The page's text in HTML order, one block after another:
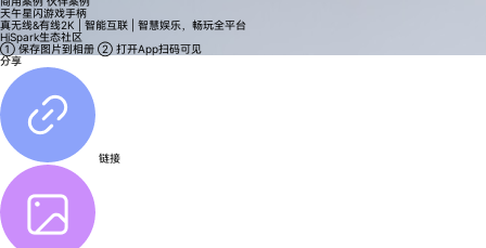
天午星闪游戏手柄
真无线&有线2K | 智能互联 | 智慧娱乐，畅玩全平台
HiSpark生态社区
① 保存图片到相册 ② 打开App扫码可见
分享
链接